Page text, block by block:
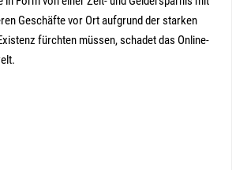
Geschäfte vor Ort aufgrund der starken
fürchten müssen, schadet das Online-